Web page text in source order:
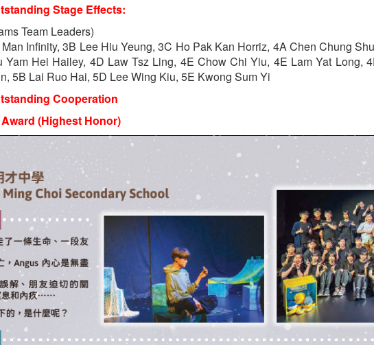
Stage Effects:
Team Leaders)
Infinity, 3B Lee Hiu Yeung, 3C Ho Pak Kan Horriz, 4A Chen Chung
Yam Hei Hailey, 4D Law Tsz Ling, 4E Chow Chi Yiu, 4E Lam Yat Long,
5B Lai Ruo Hai, 5D Lee Wing Kiu, 5E Kwong Sum Yi
Cooperation
(Highest Honor)